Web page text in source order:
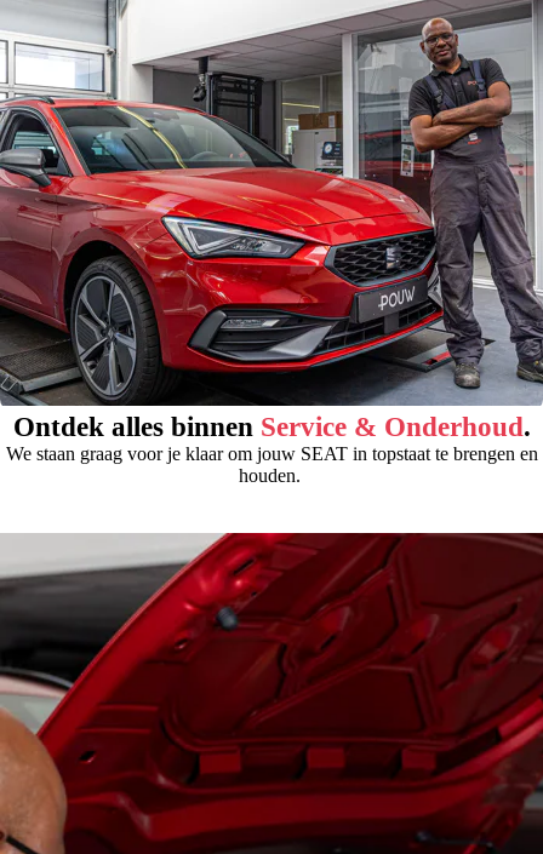
Ontdek alles binnen Service & Onderhoud.
We staan graag voor je klaar om jouw SEAT in topstaat te brengen en
houden.